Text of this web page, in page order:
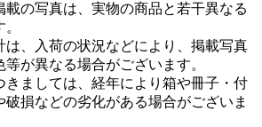
載の写真は、実物の商品と若干異なる
は、入荷の状況などにより、掲載写真
が異なる場合がございます。
きましては、経年により箱や冊子・付
破損などの劣化がある場合がございま